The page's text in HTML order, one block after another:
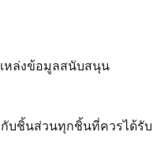
หล่งข้อมูลสนับสนุน
บชิ้นส่วนทุกชิ้นที่ควรได้รับ